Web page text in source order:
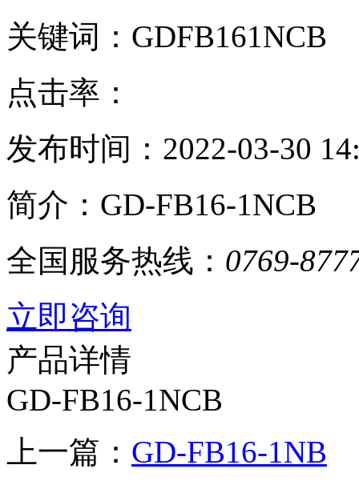
关键词：GDFB161NCB
点击率：
发布时间：2022-03-30
简介：GD-FB16-1NCB
全国服务热线： 0769-
立即咨询
产品详情
GD-FB16-1NCB
上一篇： GD-FB16-1NB